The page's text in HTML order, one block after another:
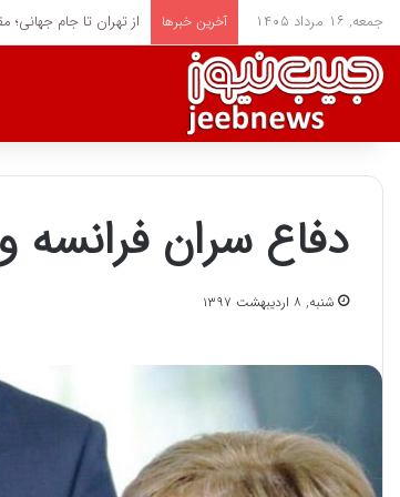
جمعه, ۱۶ مرداد ۱۴۰۵ آخرین خبرها از تهران تا جام جهانی؛
دفاع سران فرانسه
شنبه, ۸ اردیبهشت ۱۳۹۷